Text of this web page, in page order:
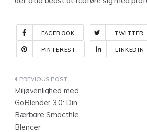
FACEBOOK TWITTER
PINTEREST LINKEDIN
Indlægsnavigation
Miljøvenlighed med
GoBlender 3.0: Din
Bærbare Smoothie
Blender